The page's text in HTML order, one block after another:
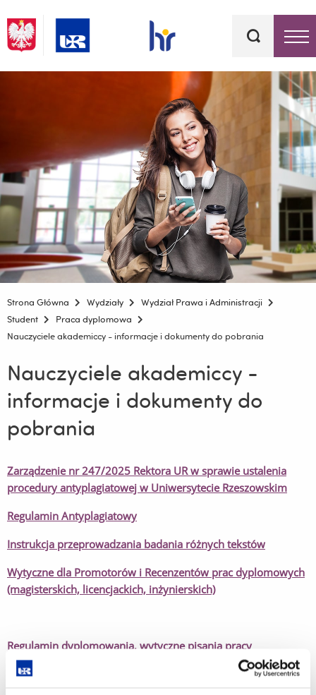
kluczowe
Strona Główna Wydziały
Wydział Prawa i Administracji
Student
Praca dyplomowa
Nauczyciele akademiccy - informacje i dokumenty do pobrania
Nauczyciele akademiccy -
informacje i dokumenty do
pobrania
Zarządzenie nr 247/2025 Rektora UR w sprawie ustalenia
procedury antyplagiatowej w Uniwersytecie Rzeszowskim
Regulamin Antyplagiatowy
Instrukcja przeprowadzania badania różnych tekstów
Wytyczne dla Promotorów i Recenzentów prac dyplomowych
(magisterskich, licencjackich, inżynierskich)
Regulamin dyplomowania, wytyczne pisania pracy
dyplomowej oraz szczegółowe zasady przeprowadzania
egzaminu dyplomowego